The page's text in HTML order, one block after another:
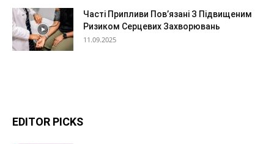
Часті Припливи Пов’язані З Підвищеним
Ризиком Серцевих Захворювань
11.09.2025
EDITOR PICKS